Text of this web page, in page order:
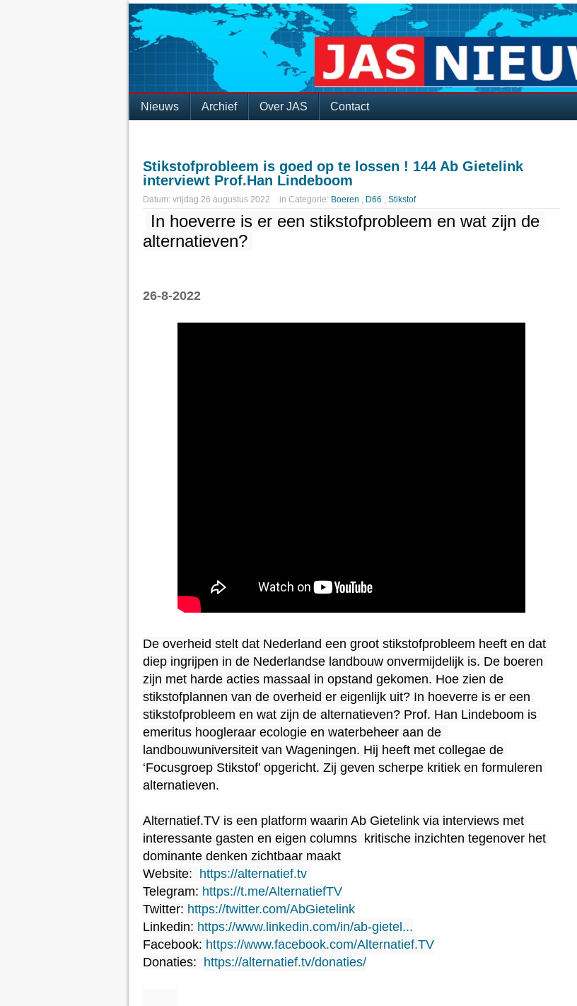
Nieuws Archief Over JAS Contact
Stikstofprobleem is goed op te lossen ! 144 Ab Gietelink
interviewt Prof.Han Lindeboom
Datum: vrijdag 26 augustus 2022 in Categorie: Boeren , D66 , Stikstof
In hoeverre is er een stikstofprobleem en wat zijn de
alternatieven?
26-8-2022
De overheid stelt dat Nederland een groot stikstofprobleem heeft en dat
diep ingrijpen in de Nederlandse landbouw onvermijdelijk is. De boeren
zijn met harde acties massaal in opstand gekomen. Hoe zien de
stikstofplannen van de overheid er eigenlijk uit? In hoeverre is er een
stikstofprobleem en wat zijn de alternatieven? Prof. Han Lindeboom is
emeritus hoogleraar ecologie en waterbeheer aan de
landbouwuniversiteit van Wageningen. Hij heeft met collegae de
‘Focusgroep Stikstof’ opgericht. Zij geven scherpe kritiek en formuleren
alternatieven.
Alternatief.TV is een platform waarin Ab Gietelink via interviews met
interessante gasten en eigen columns  kritische inzichten tegenover het
dominante denken zichtbaar maakt
Website: https://alternatief.tv
Telegram: https://t.me/AlternatiefTV
Twitter: https://twitter.com/AbGietelink
Linkedin: https://www.linkedin.com/in/ab-gietel...
Facebook: https://www.facebook.com/Alternatief.TV
Donaties: https://alternatief.tv/donaties/